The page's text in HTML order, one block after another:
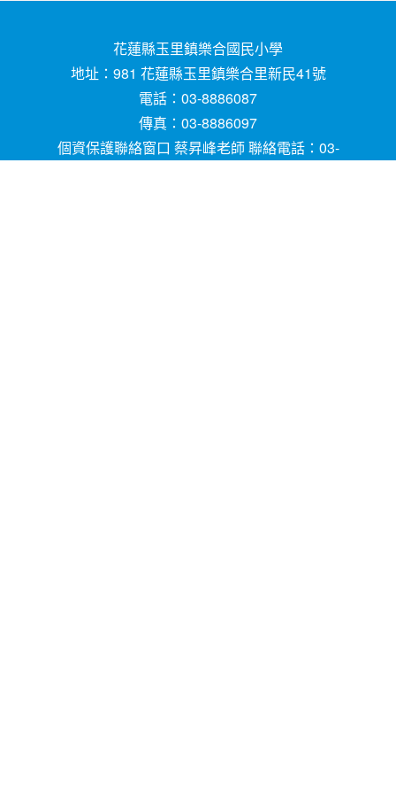
花蓮縣玉里鎮樂合國民小學
地址：981 花蓮縣玉里鎮樂合里新民41號
電話：03-8886087
傳真：03-8886097
個資保護聯絡窗口 蔡昇峰老師 聯絡電話：03-